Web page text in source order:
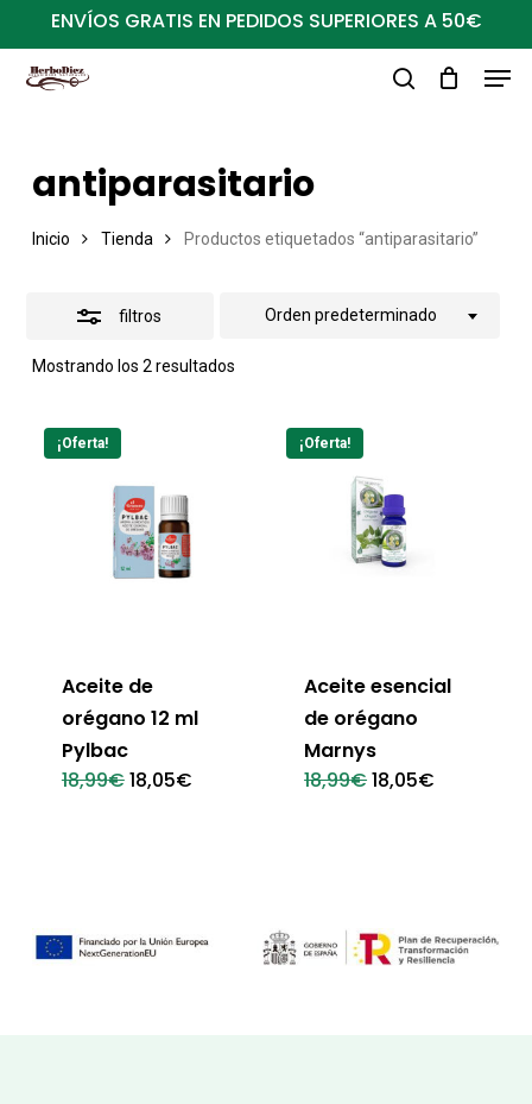
al
contenido
ENVÍOS GRATIS EN PEDIDOS SUPERIORES A 50€
antiparasitario
Inicio Tienda Productos etiquetados “antiparasitario”
filtros
Mostrando los 2 resultados
Orden predeterminado
Close
Filters
¡Oferta!
Aceite de
orégano 12 ml
Pylbac
18,99€El
precio
18,05€El
¡Oferta!
Aceite esencial
de orégano
Marnys
18,99€El
precio
18,05€
Close